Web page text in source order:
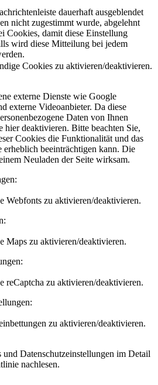
dauerhaft ausgeblendet
nicht zugestimmt wurde, abgelehnt
Cookies, damit diese Einstellung
wird diese Mitteilung bei jedem
Cookies zu aktivieren/deaktivieren.
externe Dienste wie Google
externe Videoanbieter. Da diese
Daten von Ihnen
hier deaktivieren. Bitte beachten Sie,
Cookies die Funktionalität und das
erheblich beeinträchtigen kann. Die
Neuladen der Seite wirksam.
Webfonts zu aktivieren/deaktivieren.
Maps zu aktivieren/deaktivieren.
reCaptcha zu aktivieren/deaktivieren.
zu aktivieren/deaktivieren.
und Datenschutzeinstellungen im Detail
nachlesen.